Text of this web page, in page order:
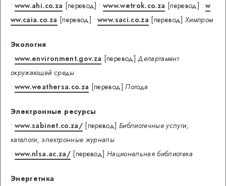
• www.ahi.co.za [перевод] • www.wetrok.co.za [перевод] •w
ww.caia.co.za [перевод] •www.saci.co.za [перевод] Химпром
Экология
• www.environment.gov.za [перевод] Департамент
окружающей среды
• www.weathersa.co.za [перевод] Погода
Электронные ресурсы
• www.sabinet.co.za/ [перевод] Библиотечные услуги,
каталоги, электронные журналы
• www.nlsa.ac.za/ [перевод] Национальная библиотека
Энергетика